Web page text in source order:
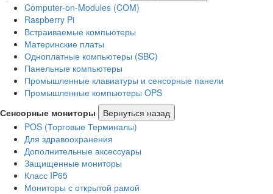
Computer-on-Modules (COM)
Raspberry Pi
Встраиваемые компьютеры
Материнские платы
Одноплатные компьютеры (SBC)
Панельные компьютеры
Промышленные клавиатуры и сенсорные панели
Промышленные компьютеры OPS
Сенсорные мониторы
Вернуться назад
POS (Торговые Терминалы)
Для здравоохранения
Дополнительные аксессуары
Защищенные мониторы
Класс IP65
Мониторы с открытой рамой